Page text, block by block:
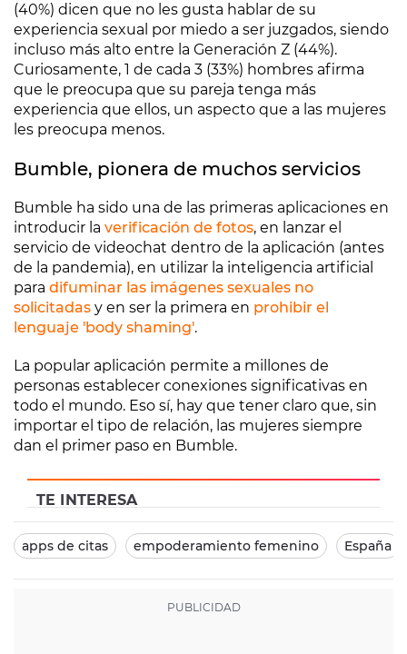
TE INTERESA
(40%) dicen que no les gusta hablar de su
experiencia sexual por miedo a ser juzgados, siendo
incluso más alto entre la Generación Z (44%).
Curiosamente, 1 de cada 3 (33%) hombres afirma
que le preocupa que su pareja tenga más
experiencia que ellos, un aspecto que a las mujeres
les preocupa menos.
Bumble, pionera de muchos servicios
Bumble ha sido una de las primeras aplicaciones en
introducir la verificación de fotos, en lanzar el
servicio de videochat dentro de la aplicación (antes
de la pandemia), en utilizar la inteligencia artificial
para difuminar las imágenes sexuales no
solicitadas y en ser la primera en prohibir el
lenguaje 'body shaming'.
La popular aplicación permite a millones de
personas establecer conexiones significativas en
todo el mundo. Eso sí, hay que tener claro que, sin
importar el tipo de relación, las mujeres siempre
dan el primer paso en Bumble.
apps de citas empoderamiento femenino España